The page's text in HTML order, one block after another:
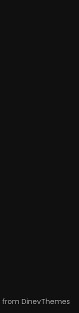
from DinevThemes